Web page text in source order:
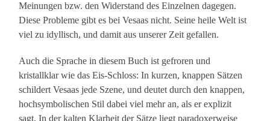
Meinungen bzw. den Widerstand des Einzelnen dagegen.
Diese Probleme gibt es bei Vesaas nicht. Seine heile Welt ist
viel zu idyllisch, und damit aus unserer Zeit gefallen.
Auch die Sprache in diesem Buch ist gefroren und
kristallklar wie das Eis-Schloss: In kurzen, knappen Sätzen
schildert Vesaas jede Szene, und deutet durch den knappen,
hochsymbolischen Stil dabei viel mehr an, als er explizit
sagt. In der kalten Klarheit der Sätze liegt paradoxerweise